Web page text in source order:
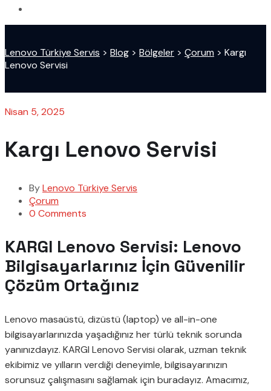
Lenovo Türkiye Servis > Blog > Bölgeler > Çorum > Kargı
Lenovo Servisi
Nisan 5, 2025
Kargı Lenovo Servisi
ByLenovo Türkiye Servis
Çorum
0 Comments
KARGI Lenovo Servisi: Lenovo
Bilgisayarlarınız İçin Güvenilir
Çözüm Ortağınız
Lenovo masaüstü, dizüstü (laptop) ve all-in-one
bilgisayarlarınızda yaşadığınız her türlü teknik sorunda
yanınızdayız. KARGI Lenovo Servisi olarak, uzman teknik
ekibimiz ve yılların verdiği deneyimle, bilgisayarınızın
sorunsuz çalışmasını sağlamak için buradayız. Amacımız,